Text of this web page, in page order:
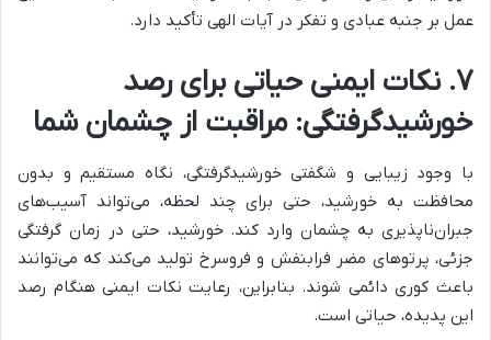
عمل بر جنبه عبادی و تفکر در آیات الهی تأکید دارد.
۷. نکات ایمنی حیاتی برای رصد
خورشیدگرفتگی: مراقبت از چشمان شما
با وجود زیبایی و شگفتی خورشیدگرفتگی، نگاه مستقیم و بدون
محافظت به خورشید، حتی برای چند لحظه، می‌تواند آسیب‌های
جبران‌ناپذیری به چشمان وارد کند. خورشید، حتی در زمان گرفتگی
جزئی، پرتوهای مضر فرابنفش و فروسرخ تولید می‌کند که می‌توانند
باعث کوری دائمی شوند. بنابراین، رعایت نکات ایمنی هنگام رصد
این پدیده، حیاتی است.